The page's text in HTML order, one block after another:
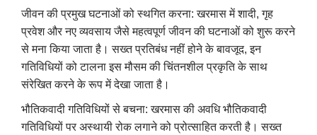
जीवन की प्रमुख घटनाओं को स्थगित करना: खरमास में शादी, गृह
प्रवेश और नए व्यवसाय जैसे महत्वपूर्ण जीवन की घटनाओं को शुरू करने
से मना किया जाता है। सख्त प्रतिबंध नहीं होने के बावजूद, इन
गतिविधियों को टालना इस मौसम की चिंतनशील प्रकृति के साथ
संरेखित करने के रूप में देखा जाता है।
भौतिकवादी गतिविधियों से बचना: खरमास की अवधि भौतिकवादी
गतिविधियों पर अस्थायी रोक लगाने को प्रोत्साहित करती है। सख्त